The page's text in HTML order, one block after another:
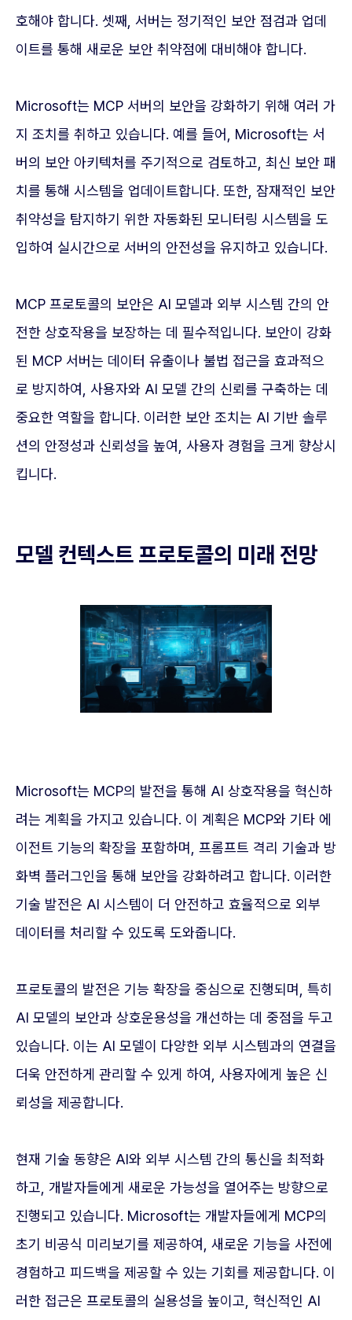
호해야 합니다. 셋째, 서버는 정기적인 보안 점검과 업데
이트를 통해 새로운 보안 취약점에 대비해야 합니다.
Microsoft는 MCP 서버의 보안을 강화하기 위해 여러 가
지 조치를 취하고 있습니다. 예를 들어, Microsoft는 서
버의 보안 아키텍처를 주기적으로 검토하고, 최신 보안 패
치를 통해 시스템을 업데이트합니다. 또한, 잠재적인 보안
취약성을 탐지하기 위한 자동화된 모니터링 시스템을 도
입하여 실시간으로 서버의 안전성을 유지하고 있습니다.
MCP 프로토콜의 보안은 AI 모델과 외부 시스템 간의 안
전한 상호작용을 보장하는 데 필수적입니다. 보안이 강화
된 MCP 서버는 데이터 유출이나 불법 접근을 효과적으
로 방지하여, 사용자와 AI 모델 간의 신뢰를 구축하는 데
중요한 역할을 합니다. 이러한 보안 조치는 AI 기반 솔루
션의 안정성과 신뢰성을 높여, 사용자 경험을 크게 향상시
킵니다.
모델 컨텍스트 프로토콜의 미래 전망
Microsoft는 MCP의 발전을 통해 AI 상호작용을 혁신하
려는 계획을 가지고 있습니다. 이 계획은 MCP와 기타 에
이전트 기능의 확장을 포함하며, 프롬프트 격리 기술과 방
화벽 플러그인을 통해 보안을 강화하려고 합니다. 이러한
기술 발전은 AI 시스템이 더 안전하고 효율적으로 외부
데이터를 처리할 수 있도록 도와줍니다.
프로토콜의 발전은 기능 확장을 중심으로 진행되며, 특히
AI 모델의 보안과 상호운용성을 개선하는 데 중점을 두고
있습니다. 이는 AI 모델이 다양한 외부 시스템과의 연결을
더욱 안전하게 관리할 수 있게 하여, 사용자에게 높은 신
뢰성을 제공합니다.
현재 기술 동향은 AI와 외부 시스템 간의 통신을 최적화
하고, 개발자들에게 새로운 가능성을 열어주는 방향으로
진행되고 있습니다. Microsoft는 개발자들에게 MCP의
초기 비공식 미리보기를 제공하여, 새로운 기능을 사전에
경험하고 피드백을 제공할 수 있는 기회를 제공합니다. 이
러한 접근은 프로토콜의 실용성을 높이고, 혁신적인 AI